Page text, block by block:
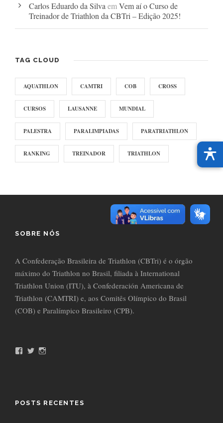
Carlos Eduardo da SilvaemVem aí o Curso de
Treinador de Triathlon da CBTri – Edição 2025!
TAG CLOUD
AQUATHLON CAMTRI COB CROSS
CURSOS LAUSANNE MUNDIAL
PALESTRA PARALIMPIADAS PARATRIATHLON
RANKING TREINADOR TRIATHLON
SOBRE NÓS
A Confederação Brasileira de Triathlon (CBTri) é o órgão
máximo do Triathlon no Brasil, filiada à International
Triathlon Union (ITU), à Confederación Americana de
Triathlon (CAMTRI) e, aos Comitês Olímpico do Brasil
(COB) e Paralímpico Brasileiro (CPB).
k
T
a
POSTS RECENTES